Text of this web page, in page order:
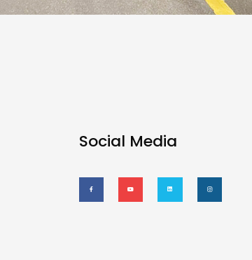
Social Media